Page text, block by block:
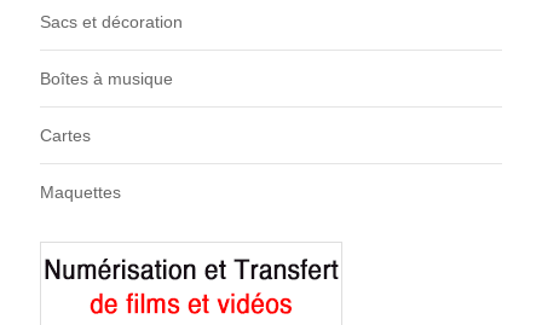
Sacs et décoration
Boîtes à musique
Cartes
Maquettes